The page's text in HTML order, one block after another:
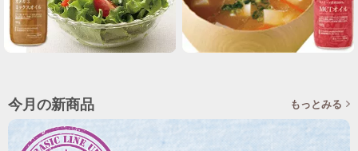
今月の新商品 もっとみる